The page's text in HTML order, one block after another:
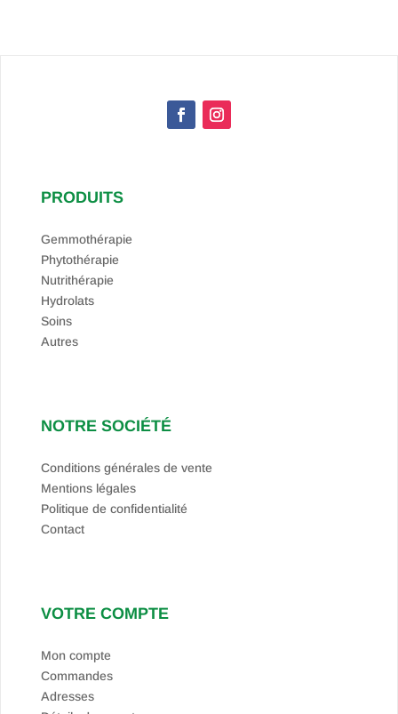
PRODUITS
Gemmothérapie
Phytothérapie
Nutrithérapie
Hydrolats
Soins
Autres
NOTRE SOCIÉTÉ
Conditions générales de vente
Mentions légales
Politique de confidentialité
Contact
VOTRE COMPTE
Mon compte
Commandes
Adresses